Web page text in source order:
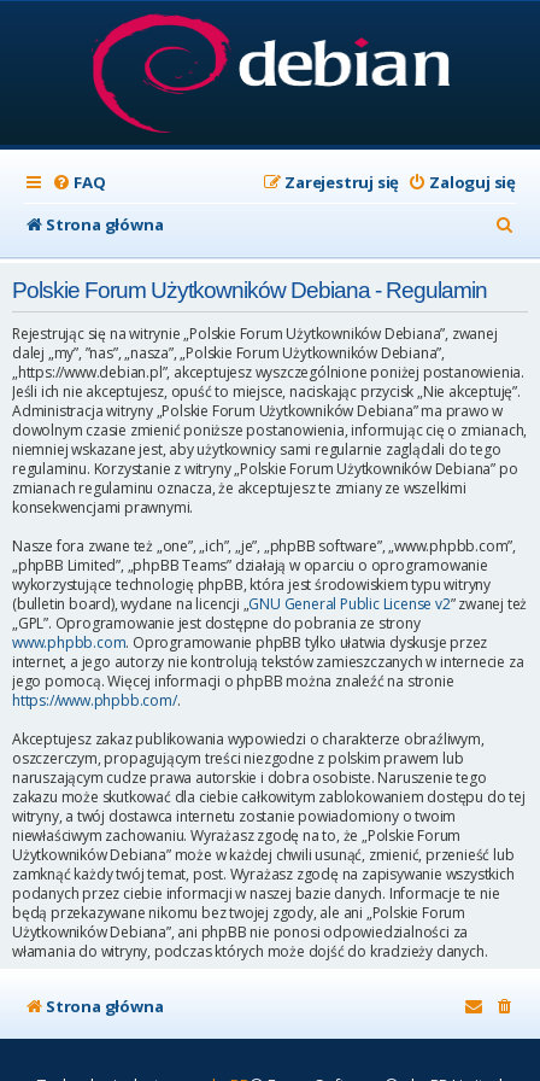
FAQ Zaloguj się
Zarejestruj się
Strona główna
z
j
Polskie Forum Użytkowników Debiana - Regulamin
Rejestrując się na witrynie „Polskie Forum Użytkowników Debiana”, zwanej
dalej „my”, ”nas”, „nasza”, „Polskie Forum Użytkowników Debiana”,
„https://www.debian.pl”, akceptujesz wyszczególnione poniżej postanowienia.
Jeśli ich nie akceptujesz, opuść to miejsce, naciskając przycisk „Nie akceptuję”.
Administracja witryny „Polskie Forum Użytkowników Debiana” ma prawo w
dowolnym czasie zmienić poniższe postanowienia, informując cię o zmianach,
niemniej wskazane jest, aby użytkownicy sami regularnie zaglądali do tego
regulaminu. Korzystanie z witryny „Polskie Forum Użytkowników Debiana” po
zmianach regulaminu oznacza, że akceptujesz te zmiany ze wszelkimi
konsekwencjami prawnymi.
Nasze fora zwane też „one”, „ich”, „je”, „phpBB software”, „www.phpbb.com”,
„phpBB Limited”, „phpBB Teams” działają w oparciu o oprogramowanie
wykorzystujące technologię phpBB, która jest środowiskiem typu witryny
(bulletin board), wydane na licencji „GNU General Public License v2” zwanej też
„GPL”. Oprogramowanie jest dostępne do pobrania ze strony
www.phpbb.com. Oprogramowanie phpBB tylko ułatwia dyskusje przez
internet, a jego autorzy nie kontrolują tekstów zamieszczanych w internecie za
jego pomocą. Więcej informacji o phpBB można znaleźć na stronie
https://www.phpbb.com/.
Akceptujesz zakaz publikowania wypowiedzi o charakterze obraźliwym,
oszczerczym, propagującym treści niezgodne z polskim prawem lub
naruszającym cudze prawa autorskie i dobra osobiste. Naruszenie tego
zakazu może skutkować dla ciebie całkowitym zablokowaniem dostępu do tej
witryny, a twój dostawca internetu zostanie powiadomiony o twoim
niewłaściwym zachowaniu. Wyrażasz zgodę na to, że „Polskie Forum
Użytkowników Debiana” może w każdej chwili usunąć, zmienić, przenieść lub
zamknąć każdy twój temat, post. Wyrażasz zgodę na zapisywanie wszystkich
podanych przez ciebie informacji w naszej bazie danych. Informacje te nie
będą przekazywane nikomu bez twojej zgody, ale ani „Polskie Forum
Użytkowników Debiana”, ani phpBB nie ponosi odpowiedzialności za
włamania do witryny, podczas których może dojść do kradzieży danych.
Strona główna